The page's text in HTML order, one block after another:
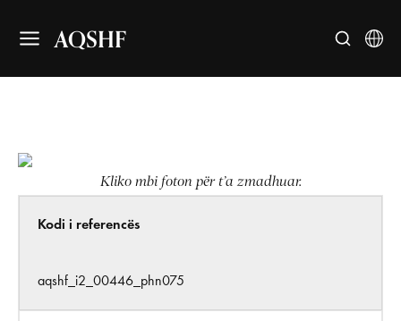
AQSHF
Kliko mbi foton për t’a zmadhuar.
Kodi i referencës
aqshf_i2_00446_phn075